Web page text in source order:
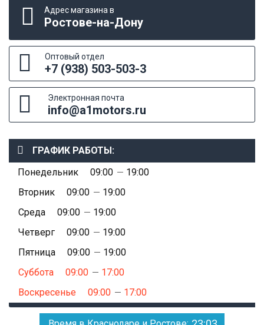
Адрес магазина в
Ростове-на-Дону
Оптовый отдел
+7 (938) 503-503-3
Электронная почта
info@a1motors.ru
ГРАФИК РАБОТЫ:
Понедельник
09:00
19:00
Вторник
09:00
19:00
Среда
09:00
19:00
Четверг
09:00
19:00
Пятница
09:00
19:00
Суббота
09:00
17:00
Воскресенье
09:00 17:00